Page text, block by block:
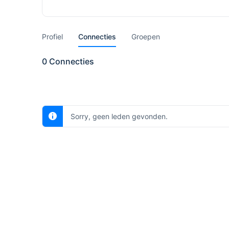
Profiel Connecties Groepen
0 Connecties
Sorry, geen leden gevonden.